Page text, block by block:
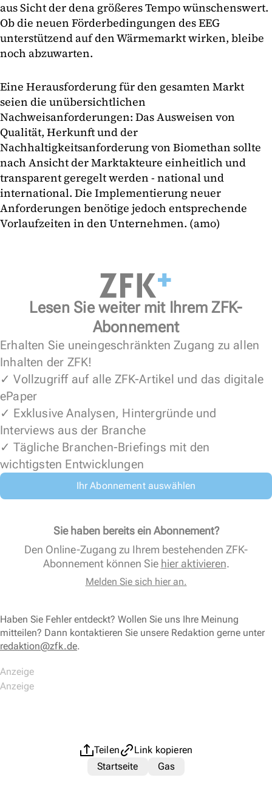
aus Sicht der dena größeres Tempo wünschenswert.
Ob die neuen Förderbedingungen des EEG
unterstützend auf den Wärmemarkt wirken, bleibe
noch abzuwarten.
Eine Herausforderung für den gesamten Markt
seien die unübersichtlichen
Nachweisanforderungen: Das Ausweisen von
Qualität, Herkunft und der
Nachhaltigkeitsanforderung von Biomethan sollte
nach Ansicht der Marktakteure einheitlich und
transparent geregelt werden - national und
international. Die Implementierung neuer
Anforderungen benötige jedoch entsprechende
Vorlaufzeiten in den Unternehmen. (amo)
Lesen Sie weiter mit Ihrem ZFK-
Abonnement
Erhalten Sie uneingeschränkten Zugang zu allen
Inhalten der ZFK!
✓ Vollzugriff auf alle ZFK-Artikel und das digitale
ePaper
✓ Exklusive Analysen, Hintergründe und
Interviews aus der Branche
✓ Tägliche Branchen-Briefings mit den
wichtigsten Entwicklungen
Ihr Abonnement auswählen
Sie haben bereits ein Abonnement?
Den Online-Zugang zu Ihrem bestehenden ZFK-
Abonnement können Sie hier aktivieren.
Melden Sie sich hier an.
Haben Sie Fehler entdeckt? Wollen Sie uns Ihre Meinung
mitteilen? Dann kontaktieren Sie unsere Redaktion gerne unter
redaktion@zfk.de.
Teilen
Link kopieren
Startseite
Gas